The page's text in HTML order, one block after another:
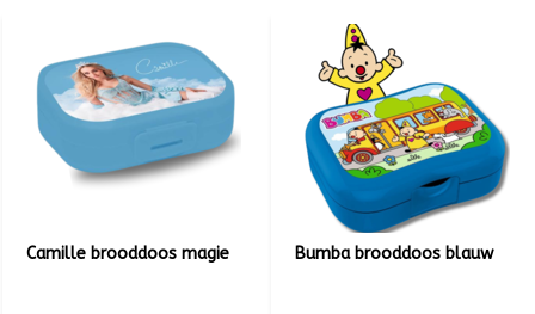
Camille brooddoos magie Bumba brooddoos blauw